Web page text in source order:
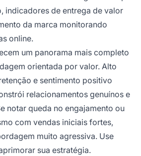
indicadores de entrega de valor
da marca monitorando
online.
um panorama mais completo
orientada por valor. Alto
e sentimento positivo
relacionamentos genuínos e
notar queda no engajamento ou
com vendas iniciais fortes,
muito agressiva. Use
sua estratégia.